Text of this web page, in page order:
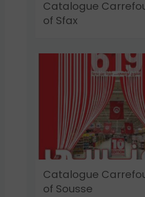
Catalogue
of Sfax
Catalogue
of Sousse